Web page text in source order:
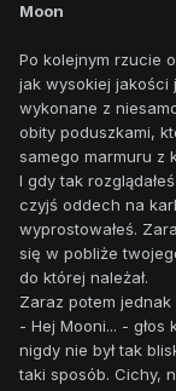
Moon
Po kolejnym rzucie
jak wysokiej jakości
wykonane z
obity poduszkami,
samego marmuru z
I gdy tak
czyjś oddech na
wyprostowałeś.
się w pobliże
do której należał.
Zaraz potem
- Hej Mooni... -
nigdy nie był tak
taki sposób. Cichy,